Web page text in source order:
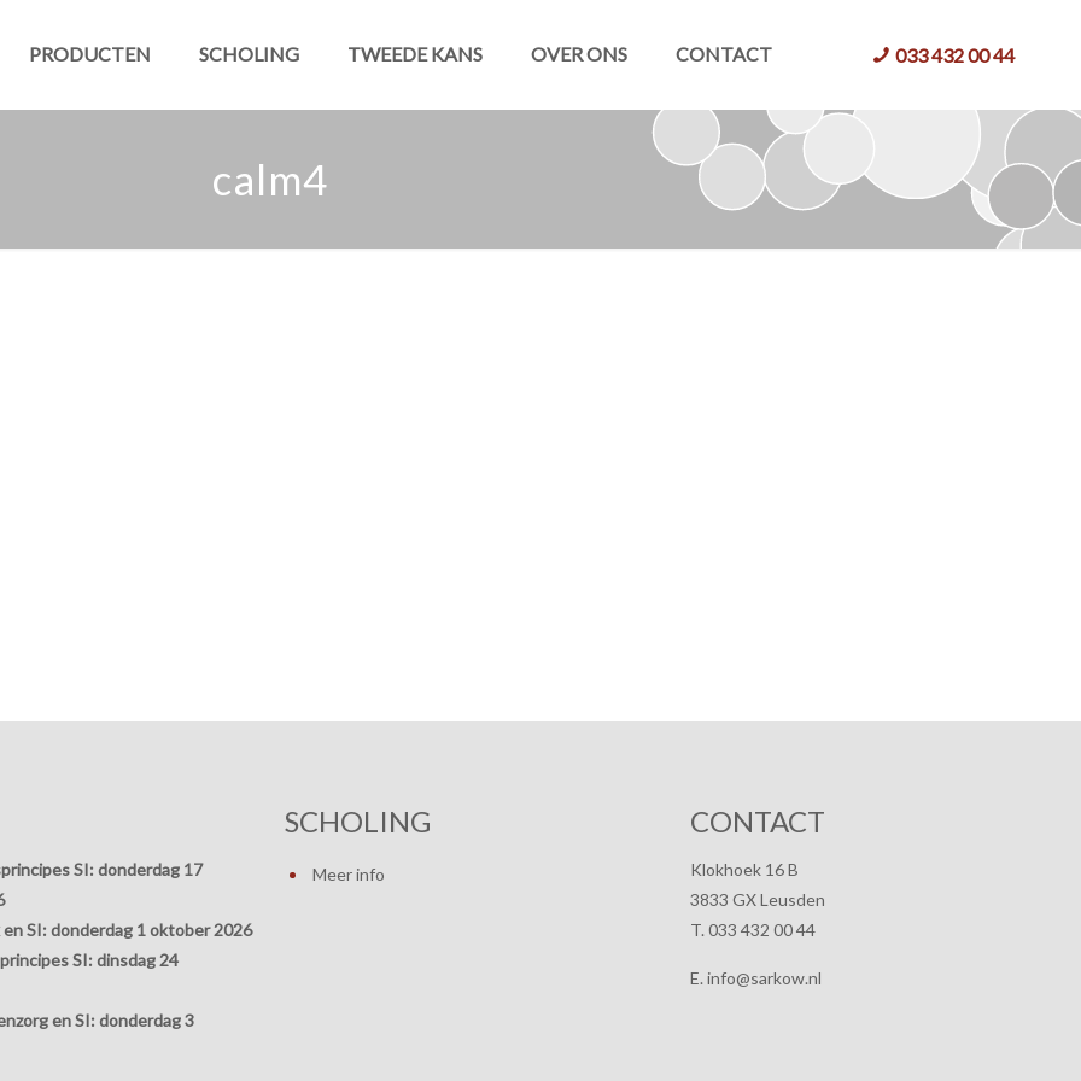
PRODUCTEN SCHOLING TWEEDE KANS OVER ONS CONTACT 033 432 00 44
calm4
SI: donderdag 17
SI: donderdag 1 oktober 2026
SI: dinsdag 24
en SI: donderdag 3
SCHOLING
Meer info
CONTACT
Klokhoek 16 B
3833 GX Leusden
T. 033 432 00 44
E. info@sarkow.nl